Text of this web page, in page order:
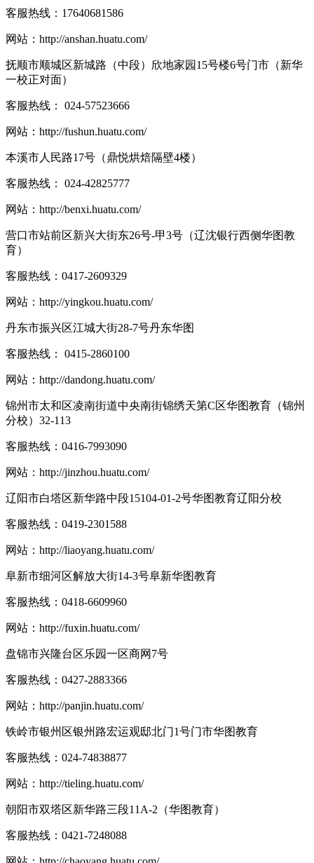
客服热线： 17640681586
网站： http://anshan.huatu.com/
抚顺市顺城区新城路（中段）欣地家园15号楼6号门市（新华
一校正对面）
客服热线： 024-57523666
网站： http://fushun.huatu.com/
本溪市人民路17号（鼎悦烘焙隔壁4楼）
客服热线： 024-42825777
网站： http://benxi.huatu.com/
营口市站前区新兴大街东26号-甲3号（辽沈银行西侧华图教
育）
客服热线： 0417-2609329
网站： http://yingkou.huatu.com/
丹东市振兴区江城大街28-7号丹东华图
客服热线： 0415-2860100
网站： http://dandong.huatu.com/
锦州市太和区凌南街道中央南街锦绣天第C区华图教育（锦州
分校）32-113
客服热线： 0416-7993090
网站： http://jinzhou.huatu.com/
辽阳市白塔区新华路中段15104-01-2号华图教育辽阳分校
客服热线： 0419-2301588
网站： http://liaoyang.huatu.com/
阜新市细河区解放大街14-3号阜新华图教育
客服热线： 0418-6609960
网站： http://fuxin.huatu.com/
盘锦市兴隆台区乐园一区商网7号
客服热线： 0427-2883366
网站： http://panjin.huatu.com/
铁岭市银州区银州路宏运观邸北门1号门市华图教育
客服热线： 024-74838877
网站： http://tieling.huatu.com/
朝阳市双塔区新华路三段11A-2（华图教育）
客服热线： 0421-7248088